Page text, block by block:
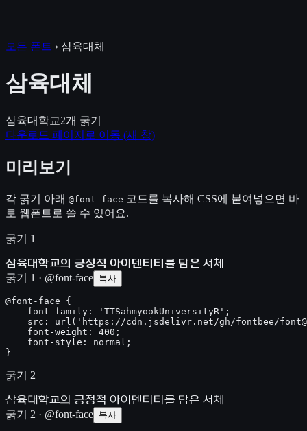
모든 폰트 › 삼육대체
삼육대체
삼육대학교2개 굵기
다운로드 페이지로 이동 (새 창)
미리보기
각 굵기 아래 @font-face 코드를 복사해 CSS에 붙여넣으면 바
로 웹폰트로 쓸 수 있어요.
굵기 1
삼육대학교의 긍정적 아이덴티티를 담은 서체
굵기 1 · @font-face 복사
@font-face {
    font-family: 'TTSahmyookUniversityR';
src: url('https://cdn.jsdelivr.net/gh/fontbee/
    font-weight: 400;
    font-style: normal;
}
굵기 2
삼육대학교의 긍정적 아이덴티티를 담은 서체
굵기 2 · @font-face 복사